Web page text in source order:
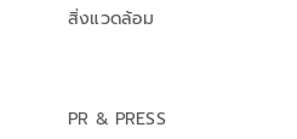
สิ่งแวดล้อม
PR & PRESS